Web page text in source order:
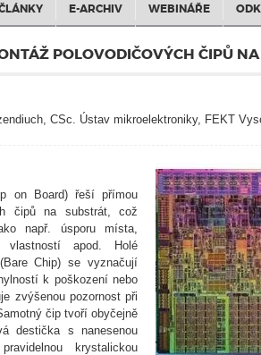
E-ARCHIV WEBINÁŘE
POLOVODIČOVÝCH ČIPŮ
CSc. Ústav mikroelektroniky, FEKT
on Board) řeší přímou
čipů na substrát, což
např. úsporu místa,
vlastností apod. Holé
Chip) se vyznačují
k poškození nebo
zvýšenou pozornost při
čip tvoří obyčejně
destička s nanesenou
krystalickou